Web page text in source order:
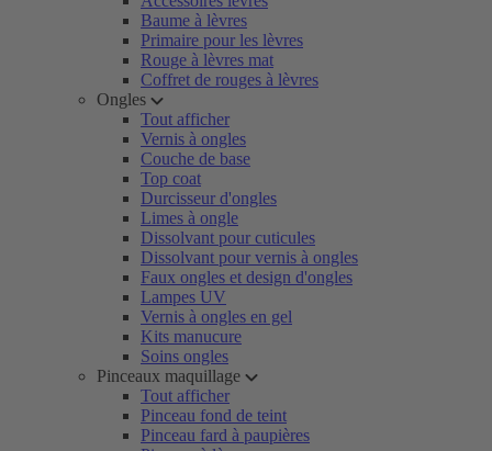
Baume à lèvres
Primaire pour les lèvres
Rouge à lèvres mat
Coffret de rouges à lèvres
Ongles
Tout afficher
Vernis à ongles
Couche de base
Top coat
Durcisseur d'ongles
Limes à ongle
Dissolvant pour cuticules
Dissolvant pour vernis à ongles
Faux ongles et design d'ongles
Lampes UV
Vernis à ongles en gel
Kits manucure
Soins ongles
Pinceaux maquillage
Tout afficher
Pinceau fond de teint
Pinceau fard à paupières